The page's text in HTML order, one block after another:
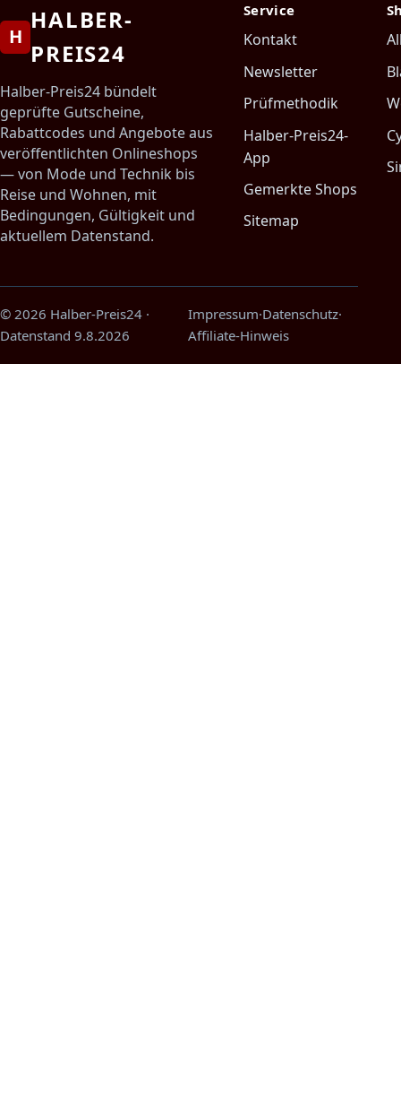
H
HALBER-
PREIS24
Halber-Preis24 bündelt
geprüfte Gutscheine,
Rabattcodes und Angebote aus
veröffentlichten Onlineshops
— von Mode und Technik bis
Reise und Wohnen, mit
Bedingungen, Gültigkeit und
aktuellem Datenstand.
Service
Kontakt
Newsletter
Prüfmethodik
Halber-Preis24-
App
Gemerkte Shops
Sitemap
© 2026 Halber-Preis24 ·
Datenstand 9.8.2026
Impressum·Datenschutz·
Affiliate-Hinweis